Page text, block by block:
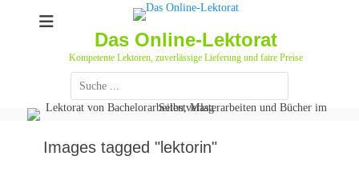
Das Online-Lektorat
Kompetente Lektoren, zuverlässige Lieferung und faire Preise
Suchen
nach:
Images tagged "lektorin"